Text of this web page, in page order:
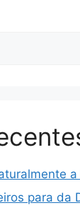
a
para da